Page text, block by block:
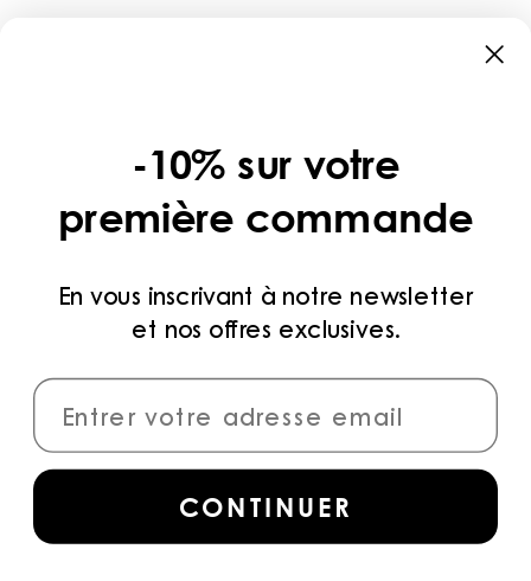
POLITIQUE DE CONFIDENTIALITÉ
MÉTHODES DE PAIEMENT
CONNECTER
pour accéder aux dernières
collections, campagnes et actualités.
-10% sur votre
première commande
En vous inscrivant à notre newsletter
et nos offres exclusives.
CONTINUER